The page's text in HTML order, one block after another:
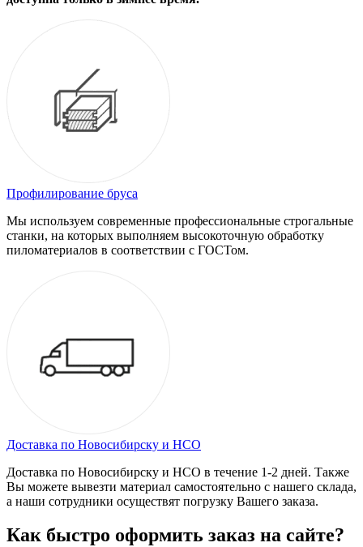
Профилирование бруса
Мы используем современные профессиональные строгальные
станки, на которых выполняем высокоточную обработку
пиломатериалов в соответствии с ГОСТом.
Доставка по Новосибирску и НСО
Доставка по Новосибирску и НСО в течение 1-2 дней. Также
Вы можете вывезти материал самостоятельно с нашего склада,
а наши сотрудники осуществят погрузку Вашего заказа.
Как быстро оформить заказ на сайте?